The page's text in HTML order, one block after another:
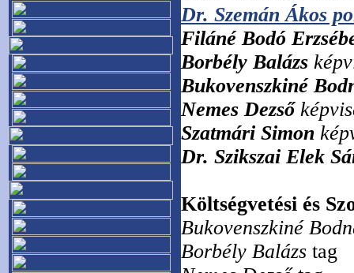
Dr. Szemán Ákos
Filáné Bodó
Borbély Balázs
Bukovenszkiné
Nemes Dezső
Szatmári Simon
Dr. Szikszai Elek
Költségvetési és
Bukovenszkiné
Borbély Balázs tag